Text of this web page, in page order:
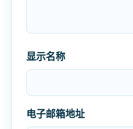
显示名称
电子邮箱地址